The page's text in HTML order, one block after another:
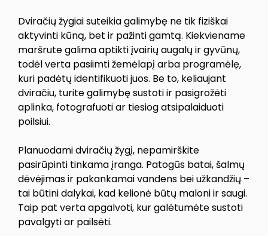
Dviračių žygiai suteikia galimybę ne tik fiziškai
aktyvinti kūną, bet ir pažinti gamtą. Kiekviename
maršrute galima aptikti įvairių augalų ir gyvūnų,
todėl verta pasiimti žemėlapį arba programėlę,
kuri padėtų identifikuoti juos. Be to, keliaujant
dviračiu, turite galimybę sustoti ir pasigrožėti
aplinka, fotografuoti ar tiesiog atsipalaiduoti
poilsiui.
Planuodami dviračių žygį, nepamirškite
pasirūpinti tinkama įranga. Patogūs batai, šalmų
dėvėjimas ir pakankamai vandens bei užkandžių –
tai būtini dalykai, kad kelionė būtų maloni ir saugi.
Taip pat verta apgalvoti, kur galėtumėte sustoti
pavalgyti ar pailsėti.